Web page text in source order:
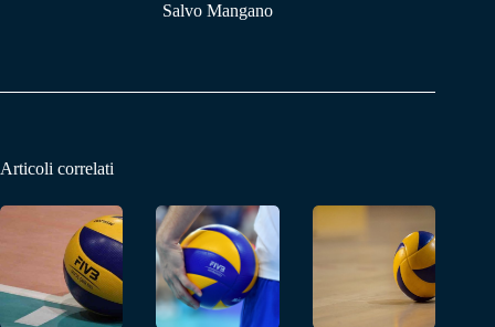
Salvo Mangano
Articoli correlati